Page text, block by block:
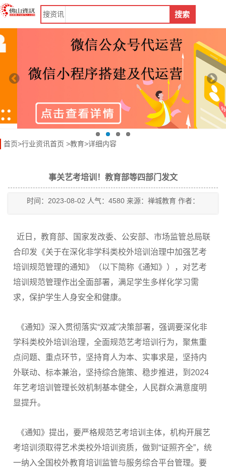
搜资讯 搜索
首页>行业资讯首页 >教育>详细内容
事关艺考培训！教育部等四部门发文
时间：2023-08-02 人气：4580 来源：禅城教育 作者：
近日，教育部、国家发改委、公安部、市场监管总局联
合印发《关于在深化非学科类校外培训治理中加强艺考
培训规范管理的通知》（以下简称《通知》），对艺考
培训规范管理作出全面部署，满足学生多样化学习需
求，保护学生人身安全和健康。
《通知》深入贯彻落实“双减”决策部署，强调要深化非
学科类校外培训治理，全面规范艺考培训行为，聚焦重
点问题、重点环节，坚持育人为本、实事求是，坚持内
外联动、标本兼治，坚持综合施策、稳步推进，到2024
年艺考培训管理长效机制基本健全，人民群众满意度明
显提升。
《通知》提出，要严格规范艺考培训主体，机构开展艺
考培训须取得艺术类校外培训资质，做到“证照齐全”，统
一纳入全国校外教育培训监管与服务综合平台管理。要